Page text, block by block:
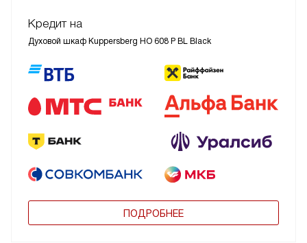
Кредит на
Духовой шкаф Kuppersberg HO 608 P BL Black
ПОДРОБНЕЕ